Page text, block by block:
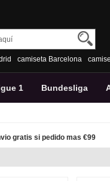
camiseta Barcelona
1 Bundesliga
gratis si pedido mas €99